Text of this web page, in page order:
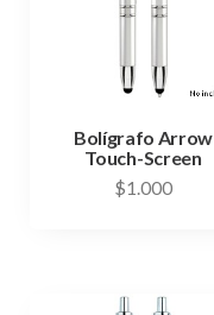
Bolígrafo Arrow
Touch-Screen
$1.000